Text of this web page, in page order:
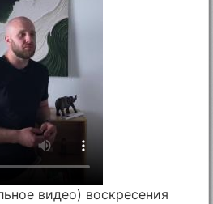
видео) воскресения